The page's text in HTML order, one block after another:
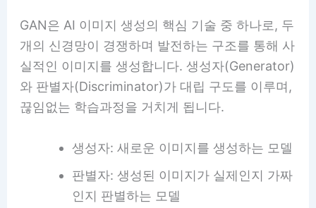
GAN은 AI 이미지 생성의 핵심 기술 중 하나로, 두
개의 신경망이 경쟁하며 발전하는 구조를 통해 사
실적인 이미지를 생성합니다. 생성자(Generator)
와 판별자(Discriminator)가 대립 구도를 이루며,
끊임없는 학습과정을 거치게 됩니다.
생성자: 새로운 이미지를 생성하는 모델
판별자: 생성된 이미지가 실제인지 가짜
인지 판별하는 모델